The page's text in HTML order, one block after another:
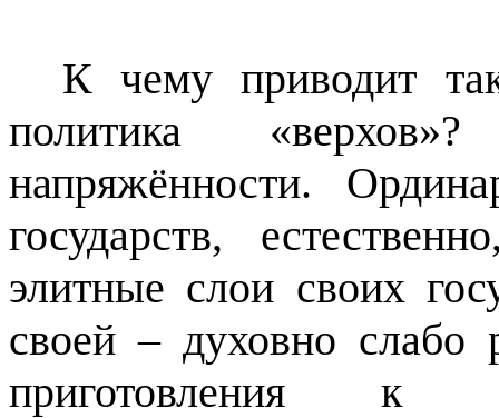
К чему приводит
политика
напряжённости.
государств,
элитные слои своих
своей – духовно слабо
приготовления к